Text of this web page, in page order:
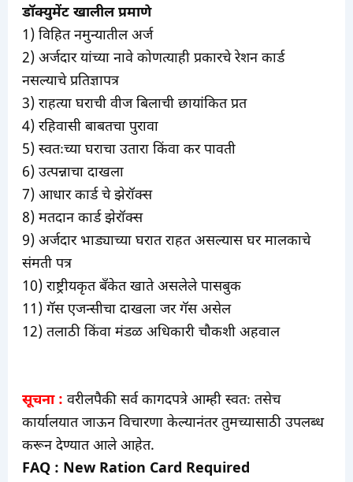
डॉक्युमेंट खालील प्रमाणे
1) विहित नमुन्यातील अर्ज
2) अर्जदार यांच्या नावे कोणत्याही प्रकारचे रेशन कार्ड
नसल्याचे प्रतिज्ञापत्र
3) राहत्या घराची वीज बिलाची छायांकित प्रत
4) रहिवासी बाबतचा पुरावा
5) स्वतःच्या घराचा उतारा किंवा कर पावती
6) उत्पन्नाचा दाखला
7) आधार कार्ड चे झेरॉक्स
8) मतदान कार्ड झेरॉक्स
9) अर्जदार भाड्याच्या घरात राहत असल्यास घर मालकाचे
संमती पत्र
10) राष्ट्रीयकृत बँकेत खाते असलेले पासबुक
11) गॅस एजन्सीचा दाखला जर गॅस असेल
12) तलाठी किंवा मंडळ अधिकारी चौकशी अहवाल
सूचना : वरीलपैकी सर्व कागदपत्रे आम्ही स्वतः तसेच
कार्यालयात जाऊन विचारणा केल्यानंतर तुमच्यासाठी उपलब्ध
करून देण्यात आले आहेत.
FAQ : New Ration Card Required